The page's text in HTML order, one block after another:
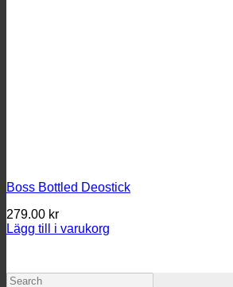
Boss Bottled Deostick
279.00 kr
Lägg till i varukorg
Search